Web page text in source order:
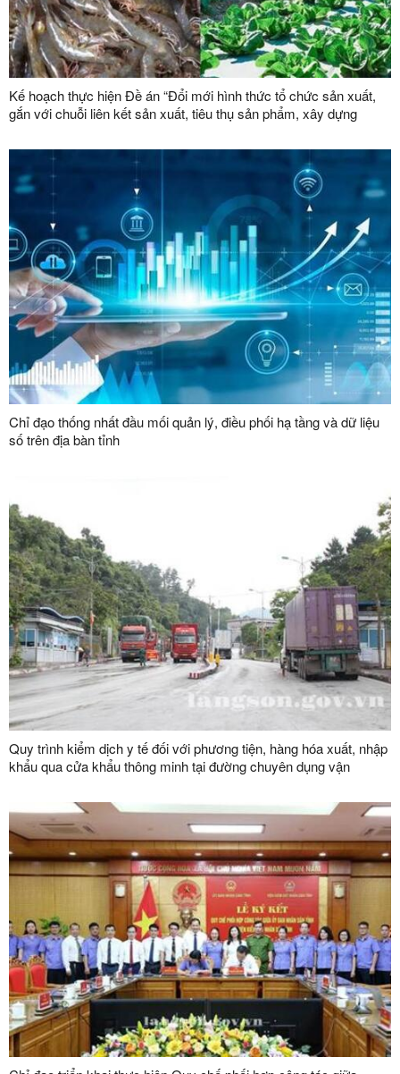
Kế hoạch thực hiện Đề án “Đổi mới hình thức tổ chức sản xuất,
gắn với chuỗi liên kết sản xuất, tiêu thụ sản phẩm, xây dựng
2030”
Chỉ đạo thống nhất đầu mối quản lý, điều phối hạ tầng và dữ liệu
số trên địa bàn tỉnh
Quy trình kiểm dịch y tế đối với phương tiện, hàng hóa xuất, nhập
khẩu qua cửa khẩu thông minh tại đường chuyên dụng vận
dụng vận chuyển hàng hoá khu vực mốc 1088/2-1089 thuộc cặp
cửa khẩu quốc tế Hữu Nghị (Việt Nam) - Hữu Nghị Quan (Trung
Quốc)